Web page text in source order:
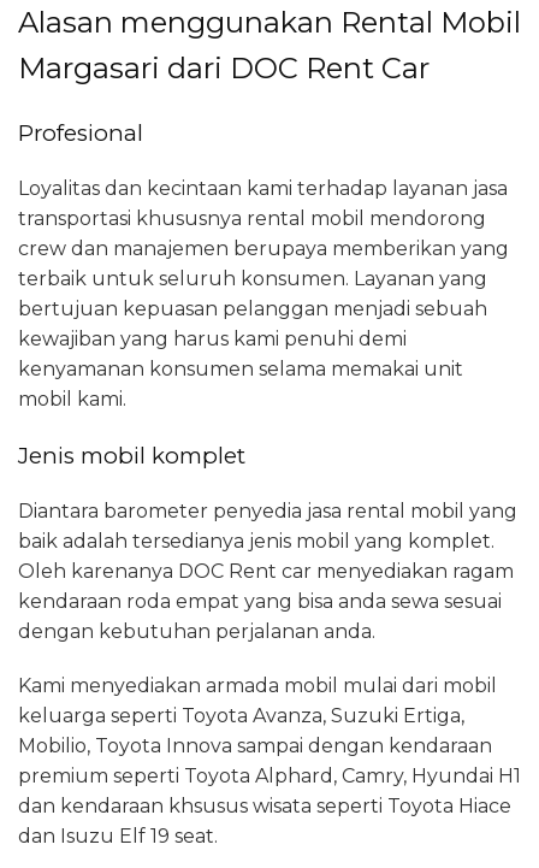
Alasan menggunakan Rental Mobil
Margasari dari DOC Rent Car
Profesional
Loyalitas dan kecintaan kami terhadap layanan jasa
transportasi khususnya rental mobil mendorong
crew dan manajemen berupaya memberikan yang
terbaik untuk seluruh konsumen. Layanan yang
bertujuan kepuasan pelanggan menjadi sebuah
kewajiban yang harus kami penuhi demi
kenyamanan konsumen selama memakai unit
mobil kami.
Jenis mobil komplet
Diantara barometer penyedia jasa rental mobil yang
baik adalah tersedianya jenis mobil yang komplet.
Oleh karenanya DOC Rent car menyediakan ragam
kendaraan roda empat yang bisa anda sewa sesuai
dengan kebutuhan perjalanan anda.
Kami menyediakan armada mobil mulai dari mobil
keluarga seperti Toyota Avanza, Suzuki Ertiga,
Mobilio, Toyota Innova sampai dengan kendaraan
premium seperti Toyota Alphard, Camry, Hyundai H1
dan kendaraan khsusus wisata seperti Toyota Hiace
dan Isuzu Elf 19 seat.